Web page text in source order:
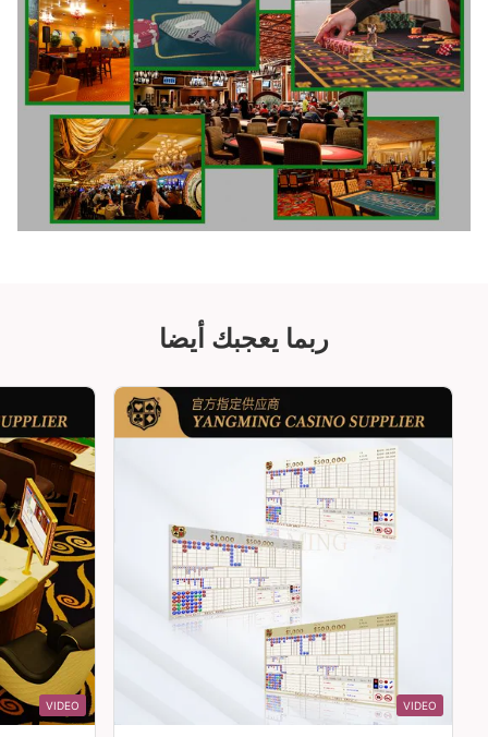
ربما يعجبك أيضا
VIDEO
VIDEO